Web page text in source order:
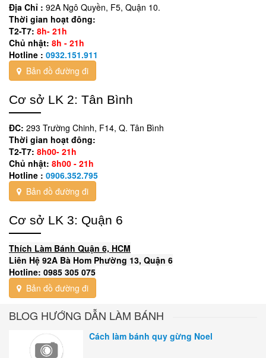
Địa Chỉ : 92A Ngô Quyền, F5, Quận 10.
Thời gian hoạt đông:
T2-T7: 8h- 21h
Chủ nhật: 8h - 21h
Hotline : 0932.151.911
Bản đồ đường đi
Cơ sở LK 2: Tân Bình
ĐC: 293 Trường Chinh, F14, Q. Tân Bình
Thời gian hoạt đông:
T2-T7: 8h00- 21h
Chủ nhật: 8h00 - 21h
Hotline : 0906.352.795
Bản đồ đường đi
Cơ sở LK 3: Quận 6
Thích Làm Bánh Quận 6, HCM
Liên Hệ 92A Bà Hom Phường 13, Quận 6
Hotline: 0985 305 075
Bản đồ đường đi
BLOG HƯỚNG DẪN LÀM BÁNH
Cách làm bánh quy gừng Noel